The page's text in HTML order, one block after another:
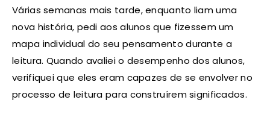
Várias semanas mais tarde, enquanto liam uma
nova história, pedi aos alunos que fizessem um
mapa individual do seu pensamento durante a
leitura. Quando avaliei o desempenho dos alunos,
verifiquei que eles eram capazes de se envolver no
processo de leitura para construírem significados.